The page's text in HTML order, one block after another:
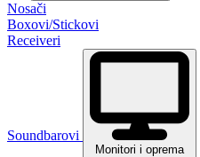
Nosači
Boxovi/Stickovi
Receiveri
Soundbarovi
Monitori i oprema